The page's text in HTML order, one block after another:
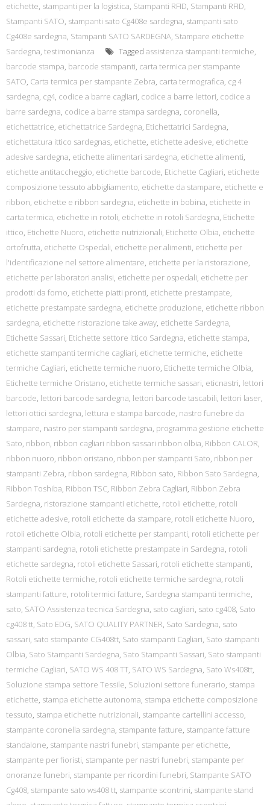
etichette, stampanti per la logistica, Stampanti RFID, Stampanti RFID,
Stampanti SATO, stampanti sato Cg408e sardegna, stampanti sato
Cg408e sardegna, Stampanti SATO SARDEGNA, Stampare etichette
Sardegna, testimonianza Tagged assistenza stampanti termiche,
barcode stampa, barcode stampanti, carta termica per stampante
SATO, Carta termica per stampante Zebra, carta termografica, cg 4
sardegna, cg4, codice a barre cagliari, codice a barre lettori, codice a
barre sardegna, codice a barre stampa sardegna, coronella,
etichettatrice, etichettatrice Sardegna, Etichettatrici Sardegna,
etichettatura ittico sardegnas, etichette, etichette adesive, etichette
adesive sardegna, etichette alimentari sardegna, etichette alimenti,
etichette antitaccheggio, etichette barcode, Etichette Cagliari, etichette
composizione tessuto abbigliamento, etichette da stampare, etichette e
ribbon, etichette e ribbon sardegna, etichette in bobina, etichette in
carta termica, etichette in rotoli, etichette in rotoli Sardegna, Etichette
ittico, Etichette Nuoro, etichette nutrizionali, Etichette Olbia, etichette
ortofrutta, etichette Ospedali, etichette per alimenti, etichette per
l'identificazione nel settore alimentare, etichette per la ristorazione,
etichette per laboratori analisi, etichette per ospedali, etichette per
prodotti da forno, etichette piatti pronti, etichette prestampate,
etichette prestampate sardegna, etichette produzione, etichette ribbon
sardegna, etichette ristorazione take away, etichette Sardegna,
Etichette Sassari, Etichette settore ittico Sardegna, etichette stampa,
etichette stampanti termiche cagliari, etichette termiche, etichette
termiche Cagliari, etichette termiche nuoro, Etichette termiche Olbia,
Etichette termiche Oristano, etichette termiche sassari, eticnastri, lettori
barcode, lettori barcode sardegna, lettori barcode tascabili, lettori laser,
lettori ottici sardegna, lettura e stampa barcode, nastro funebre da
stampare, nastro per stampanti sardegna, programma gestione etichette
Sato, ribbon, ribbon cagliari ribbon sassari ribbon olbia, Ribbon CALOR,
ribbon nuoro, ribbon oristano, ribbon per stampanti Sato, ribbon per
stampanti Zebra, ribbon sardegna, Ribbon sato, Ribbon Sato Sardegna,
Ribbon Toshiba, Ribbon TSC, Ribbon Zebra Cagliari, Ribbon Zebra
Sardegna, ristorazione stampanti etichette, rotoli etichette, rotoli
etichette adesive, rotoli etichette da stampare, rotoli etichette Nuoro,
rotoli etichette Olbia, rotoli etichette per stampanti, rotoli etichette per
stampanti sardegna, rotoli etichette prestampate in Sardegna, rotoli
etichette sardegna, rotoli etichette Sassari, rotoli etichette stampanti,
Rotoli etichette termiche, rotoli etichette termiche sardegna, rotoli
stampanti fatture, rotoli termici fatture, Sardegna stampanti termiche,
sato, SATO Assistenza tecnica Sardegna, sato cagliari, sato cg408, Sato
cg408 tt, Sato EDG, SATO QUALITY PARTNER, Sato Sardegna, sato
sassari, sato stampante CG408tt, Sato stampanti Cagliari, Sato stampanti
Olbia, Sato Stampanti Sardegna, Sato Stampanti Sassari, Sato stampanti
termiche Cagliari, SATO WS 408 TT, SATO WS Sardegna, Sato Ws408tt,
Soluzione stampa settore Tessile, Soluzioni settore funerario, stampa
etichette, stampa etichette autonoma, stampa etichette composizione
tessuto, stampa etichette nutrizionali, stampante cartellini accesso,
stampante coronella sardegna, stampante fatture, stampante fatture
standalone, stampante nastri funebri, stampante per etichette,
stampante per fioristi, stampante per nastri funebri, stampante per
onoranze funebri, stampante per ricordini funebri, Stampante SATO
Cg408, stampante sato ws408 tt, stampante scontrini, stampante stand